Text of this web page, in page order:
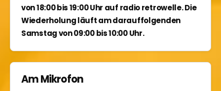
von 18:00 bis 19:00 Uhr auf radio retrowelle. Die
Wiederholung läuft am darauffolgenden
Samstag von 09:00 bis 10:00 Uhr.
Am Mikrofon